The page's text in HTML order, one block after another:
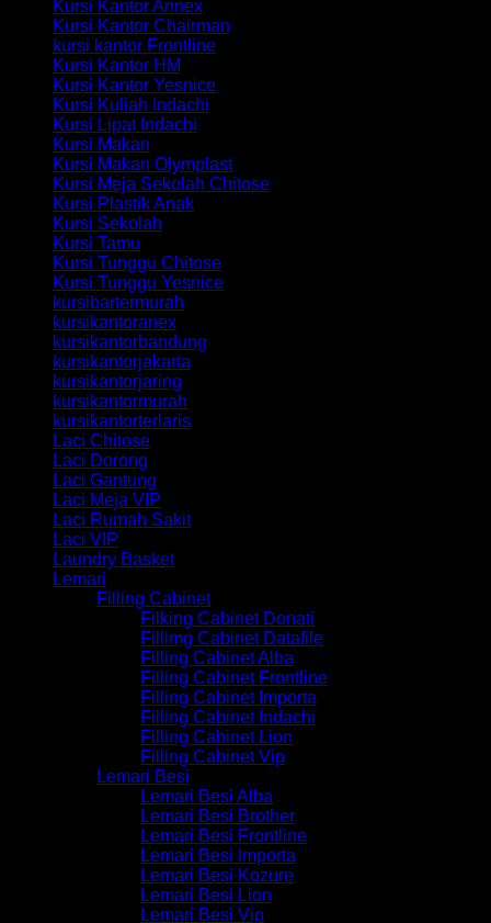
Kursi Kantor Annex
Kursi Kantor Chairman
kursi kantor Frontline
Kursi Kantor HM
Kursi Kantor Yesnice
Kursi Kuliah Indachi
Kursi Lipat Indachi
Kursi Makan
Kursi Makan Olymplast
Kursi Meja Sekolah Chitose
Kursi Plastik Anak
Kursi Sekolah
Kursi Tamu
Kursi Tunggu Chitose
Kursi Tunggu Yesnice
kursibartermurah
kursikantoranex
kursikantorbandung
kursikantorjakarta
kursikantorjaring
kursikantormurah
kursikantorterlaris
Laci Chitose
Laci Dorong
Laci Gantung
Laci Meja VIP
Laci Rumah Sakit
Laci VIP
Laundry Basket
Lemari
Filling Cabinet
Filking Cabinet Donati
Fillimg Cabinet Datafile
Filling Cabinet Alba
Filling Cabinet Frontline
Filling Cabinet Importa
Filling Cabinet Indachi
Filling Cabinet Lion
Filling Cabinet Vip
Lemari Besi
Lemari Besi Alba
Lemari Besi Brother
Lemari Besi Frontline
Lemari Besi Importa
Lemari Besi Kozure
Lemari Besi Lion
Lemari Besi Vip